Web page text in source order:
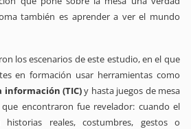
también es aprender a ver el mundo
los escenarios de este estudio, en el que
en formación usar herramientas como
información (TIC)y hasta juegos de mesa
encontraron fue revelador: cuando el
reales, costumbres, gestos o